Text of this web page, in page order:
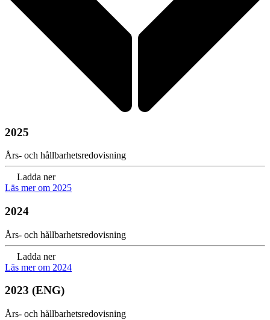
2025
Års- och hållbarhetsredovisning
Ladda ner
Läs mer om 2025
2024
Års- och hållbarhetsredovisning
Ladda ner
Läs mer om 2024
2023 (ENG)
Års- och hållbarhetsredovisning